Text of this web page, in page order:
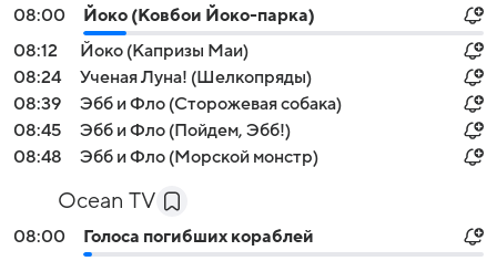
08:00
Йоко (Ковбои Йоко-парка)
08:12
Йоко (Капризы Маи)
08:24
Ученая Луна! (Шелкопряды)
08:39
Эбб и Фло (Сторожевая собака)
08:45
Эбб и Фло (Пойдем, Эбб!)
08:48
Эбб и Фло (Морской монстр)
Ocean TV
08:00
Голоса погибших кораблей